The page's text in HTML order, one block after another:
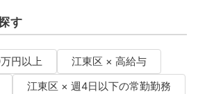
す
円以上
江東区 × 高給与
江東区 × 週4日以下の常勤勤務